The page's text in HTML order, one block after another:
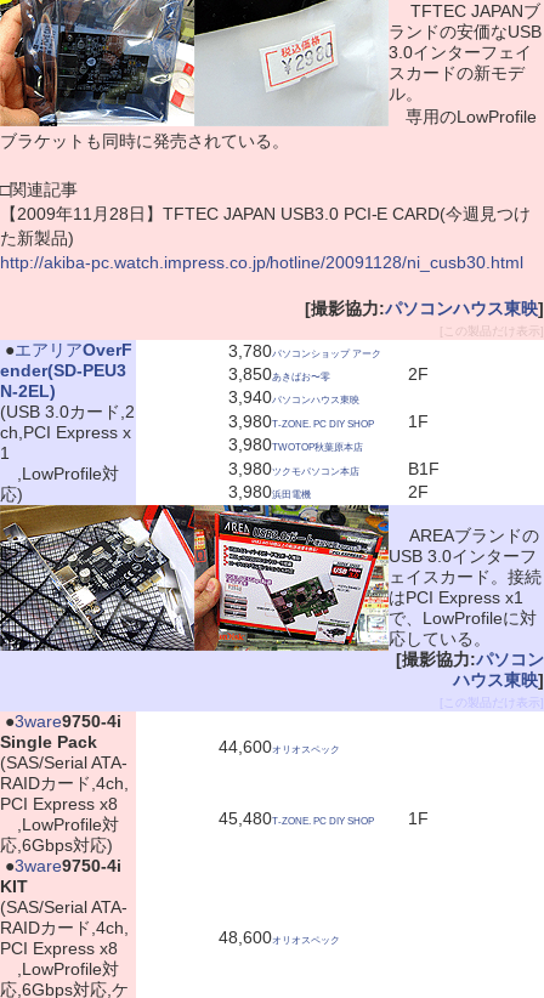
TFTEC JAPANブ
ランドの安価なUSB
3.0インターフェイ
スカードの新モデ
ル。
専用のLowProfile
ブラケットも同時に発売されている。
□関連記事
【2009年11月28日】TFTEC JAPAN USB3.0 PCI-E CARD(今週見つけ
た新製品)
http://akiba-pc.watch.impress.co.jp/hotline/20091128/ni_cusb30.html
[撮影協力:パソコンハウス東映]
[この製品だけ表示]
●エアリアOverF
ender(SD-PEU3
N-2EL)
(USB 3.0カード,2
ch,PCI Express x
1
,LowProfile対
応)
3,780パソコンショップ アーク
3,850あきばお〜零
2F
3,940パソコンハウス東映
3,980T-ZONE. PC DIY SHOP
1F
3,980TWOTOP秋葉原本店
3,980ツクモパソコン本店
B1F
3,980浜田電機 2F
AREAブランドの
USB 3.0インターフ
ェイスカード。接続
はPCI Express x1
で、LowProfileに対
応している。
[撮影協力:パソコン
ハウス東映]
[この製品だけ表示]
●3ware9750-4i
Single Pack
(SAS/Serial ATA-
RAIDカード,4ch,
PCI Express x8
,LowProfile対
応,6Gbps対応)
44,600オリオスペック
45,480T-ZONE. PC DIY SHOP 1F
●3ware9750-4i
KIT
(SAS/Serial ATA-
RAIDカード,4ch,
PCI Express x8
,LowProfile対
応,6Gbps対応,ケ
48,600オリオスペック